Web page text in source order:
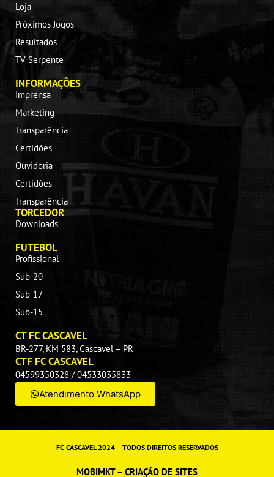
Loja
Próximos Jogos
Resultados
TV Serpente
INFORMAÇÕES
Imprensa
Marketing
Transparência
Certidões
Ouvidoria
Certidões
Transparência
TORCEDOR
Downloads
FUTEBOL
Profissional
Sub-20
Sub-17
Sub-15
CT FC CASCAVEL
BR-277, KM 583, Cascavel – PR
CTF FC CASCAVEL
04599350328 / 04533035833
Atendimento WhatsApp
FC CASCAVEL 2024 – TODOS DIREITOS RESERVADOS
MOBIMKT – CRIAÇÃO DE SITES